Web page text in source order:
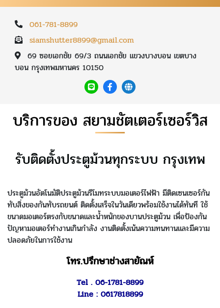
061-781-8899
siamshutter8899@gmail.com
69 ซอยเอกชัย 69/3 ถนนเอกชัย แขวงบางบอน เขตบาง
บอน กรุงเทพมหานคร 10150
บริการของ สยามชัตเตอร์เซอร์วิส
รับติดตั้งประตูม้วนทุกระบบ กรุงเทพ
ประตูม้วนอัตโนมัติประตูม้วนรีโมทระบบมอเตอร์ไฟฟ้า มีติดเซนเซอร์กัน
ทับสิ่งของกันทับรถยนต์ ติดตั้งเสร็จในวันเดียวพร้อมใช้งานได้ทันที ใช้
ขนาดมอเตอร์ตรงกับขนาดและน้ำหนักของบานประตูม้วน เพื่อป้องกัน
ปัญหามอเตอร์ทำงานเกินกำลัง งานติดตั้งเน้นความทนทานและมีความ
ปลอดภัยในการใช้งาน
โทร.ปรึกษาช่างสายัณห์
Tel . 06-1781-8899
Line : 0617818899